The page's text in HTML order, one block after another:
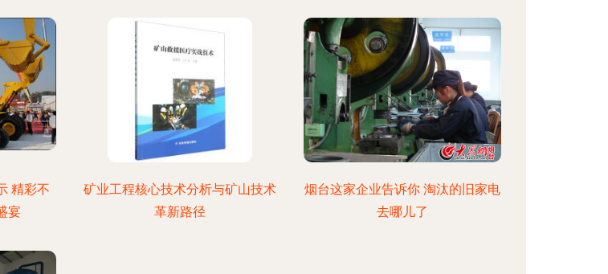
精彩不
宴
矿业工程核心技术分析与矿山技术
革新路径
烟台这家企业告诉你 淘汰的旧家电
去哪儿了